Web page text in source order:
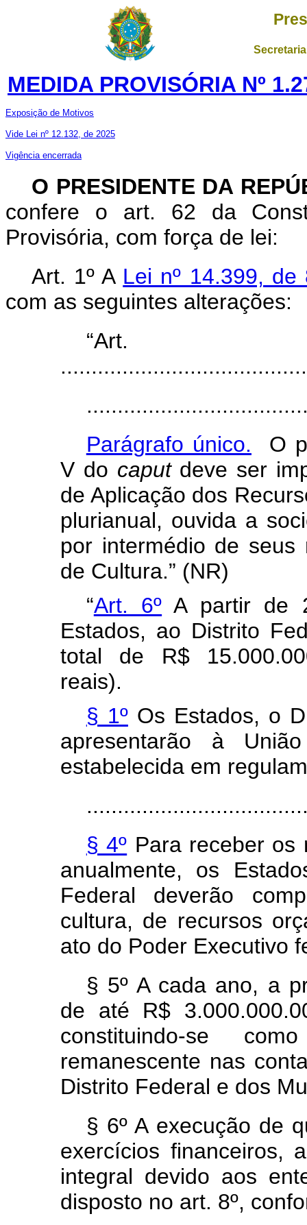
MEDIDA PROVISÓRIA Nº
Exposição de Motivos
Vide Lei nº 12.132, de 2025
Vigência encerrada
O PRESIDENTE DA
confere o art. 62 da
Provisória, com força de lei:
Art. 1º A Lei nº 14.399,
com as seguintes alterações:
Parágrafo único. O
V do caputdeve ser
de Aplicação dos
plurianual, ouvida a
por intermédio de seus
de Cultura.” (NR)
“Art. 6º A partir de
Estados, ao Distrito
total de R$
reais).
§ 1ºOs Estados, o
apresentarão à
estabelecida em
§ 4º Para receber os
anualmente, os
Federal deverão
cultura, de recursos
ato do Poder Executivo
§ 5º A cada ano, a
de até R$
constituindo-se
remanescente nas
Distrito Federal e dos
§ 6º A execução de
exercícios financeiros,
integral devido aos
disposto no art. 8º,